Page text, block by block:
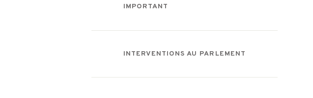
IMPORTANT
INTERVENTIONS AU PARLEMENT